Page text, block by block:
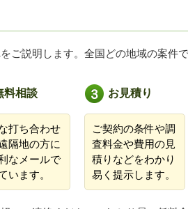
ご説明します。全国どの地域の案件
料相談
打ち合わせ
隔地の方に
なメールで
います。
お見積り
ご契約の条件や調
査料金や費用の見
積りなどをわかり
易く提示します。